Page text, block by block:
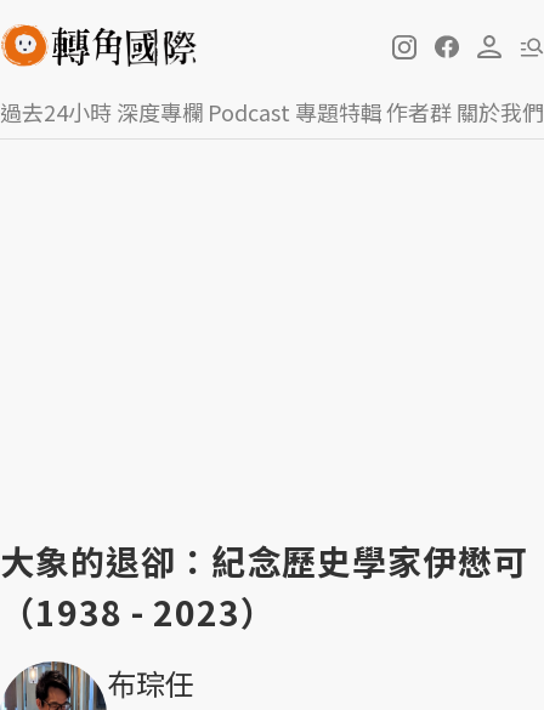
過去24小時深度專欄 Podcast 專題特輯作者群關於我們
大象的退卻：紀念歷史學家伊懋可
（1938 - 2023）
布琮任